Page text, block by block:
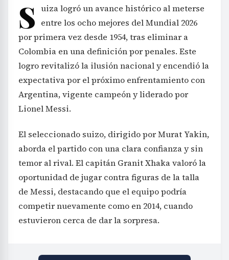
S uiza logró un avance histórico al meterse
entre los ocho mejores del Mundial 2026
por primera vez desde 1954, tras eliminar a
Colombia en una definición por penales. Este
logro revitalizó la ilusión nacional y encendió la
expectativa por el próximo enfrentamiento con
Argentina, vigente campeón y liderado por
Lionel Messi.
El seleccionado suizo, dirigido por Murat Yakin,
aborda el partido con una clara confianza y sin
temor al rival. El capitán Granit Xhaka valoró la
oportunidad de jugar contra figuras de la talla
de Messi, destacando que el equipo podría
competir nuevamente como en 2014, cuando
estuvieron cerca de dar la sorpresa.